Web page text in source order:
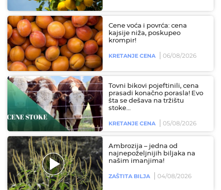
Cene voća i povrća: cena
kajsije niža, poskupeo
krompir!
KRETANJE CENA 06/08/2026
Tovni bikovi pojeftinili, cena
prasadi konačno porasla! Evo
šta se dešava na tržištu
stoke...
KRETANJE CENA 05/08/2026
Ambrozija – jedna od
najnepoželjnijih biljaka na
našim imanjima!
ZAŠTITA BILJA 04/08/2026